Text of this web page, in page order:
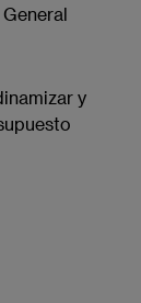
y